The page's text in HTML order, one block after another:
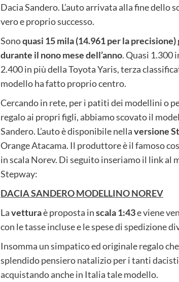
Dacia Sandero. L’auto arrivata alla fine dello
vero e proprio successo.
Sonoquasi 15 mila (14.961 per la
durante il nono mese dell’anno. Quasi 1.300
2.400 in più della Toyota Yaris, terza
modello ha fatto proprio centro.
Cercando in rete, per i patiti dei modellini o
regalo ai propri figli, abbiamo scovato il
Sandero. L’auto è disponibile nellaversione
Orange Atacama. Il produttore è il famoso
in scala Norev. Di seguito inseriamo il link al
Stepway:
DACIA SANDERO MODELLINO NOREV
Lavetturaè proposta inscala 1:43e viene
con le tasse incluse e le spese di spedizione
Insomma un simpatico ed originale regalo
splendido pensiero natalizio per i tanti
acquistando anche in Italia tale modello.